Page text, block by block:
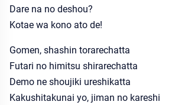
Dare na no deshou?
Kotae wa kono ato de!
Gomen, shashin torarechatta
Futari no himitsu shirarechatta
Demo ne shoujiki ureshikatta
Kakushitakunai yo, jiman no kareshi